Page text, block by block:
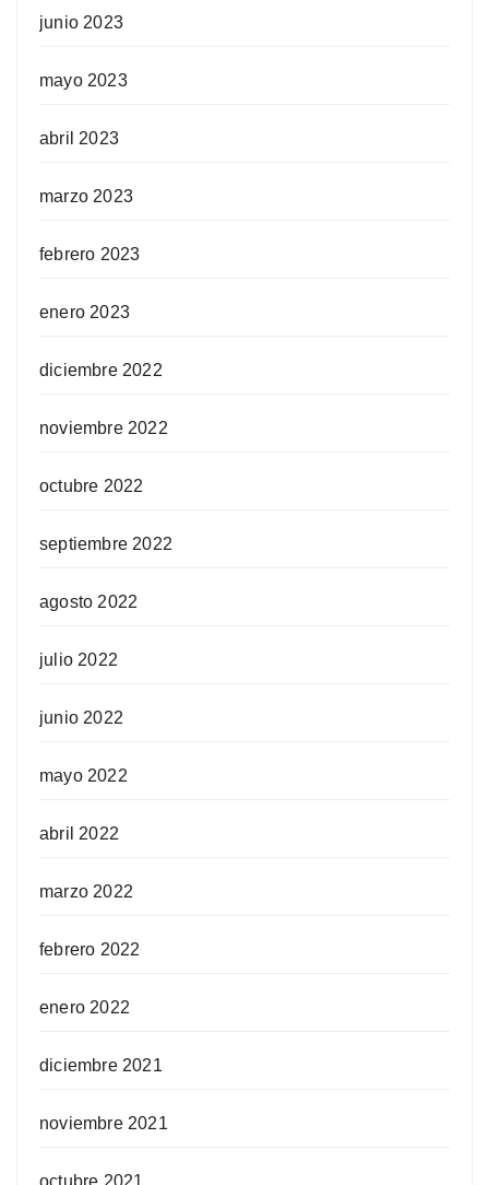
junio 2023
mayo 2023
abril 2023
marzo 2023
febrero 2023
enero 2023
diciembre 2022
noviembre 2022
octubre 2022
septiembre 2022
agosto 2022
julio 2022
junio 2022
mayo 2022
abril 2022
marzo 2022
febrero 2022
enero 2022
diciembre 2021
noviembre 2021
octubre 2021